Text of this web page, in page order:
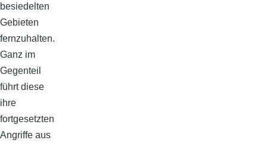
besiedelten
Gebieten
fernzuhalten.
Ganz im
Gegenteil
führt diese
ihre
fortgesetzten
Angriffe aus